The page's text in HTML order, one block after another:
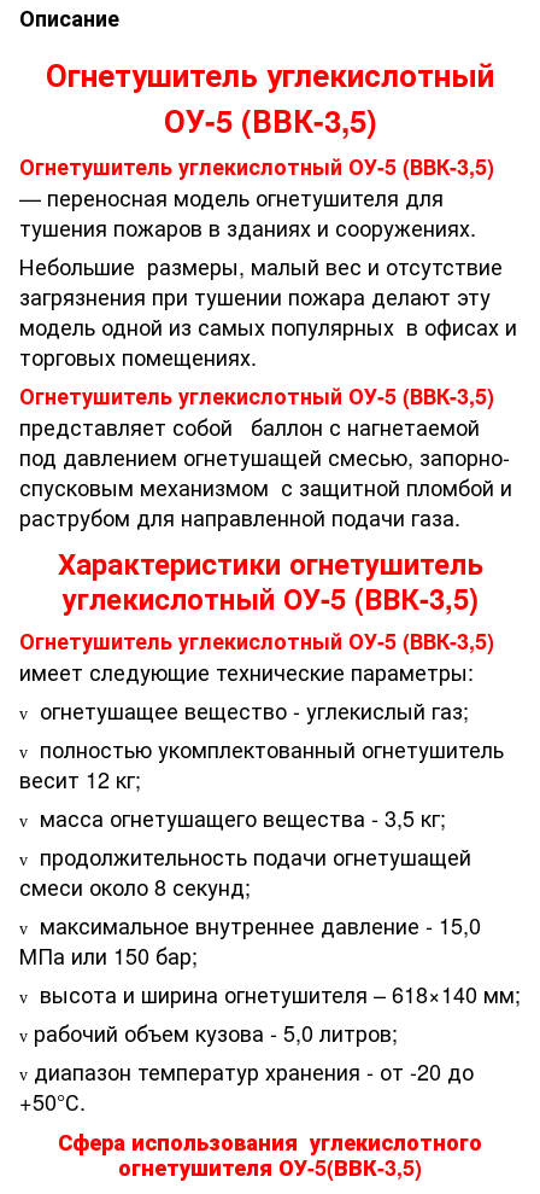
Описание
Огнетушитель углекислотный
ОУ-5 (ВВК-3,5)
Огнетушитель углекислотный ОУ-5 (ВВК-3,5)
— переносная модель огнетушителя для
тушения пожаров в зданиях и сооружениях.
Небольшие размеры, малый вес и отсутствие
загрязнения при тушении пожара делают эту
модель одной из самых популярных в офисах и
торговых помещениях.
Огнетушитель углекислотный ОУ-5 (ВВК-3,5)
представляет собой баллон с нагнетаемой
под давлением огнетушащей смесью, запорно-
спусковым механизмом с защитной пломбой и
раструбом для направленной подачи газа.
Характеристики огнетушитель
углекислотный ОУ-5 (ВВК-3,5)
Огнетушитель углекислотный ОУ-5 (ВВК-3,5)
имеет следующие технические параметры:
v огнетушащее вещество - углекислый газ;
v
полностью укомплектованный огнетушитель
весит 12 кг;
v масса огнетушащего вещества - 3,5 кг;
v
продолжительность подачи огнетушащей
смеси около 8 секунд;
v
максимальное внутреннее давление - 15,0
МПа или 150 бар;
v высота и ширина огнетушителя – 618×140 мм;
v рабочий объем кузова - 5,0 литров;
v диапазон температур хранения - от -20 до
+50°С.
Сфера использования углекислотного
огнетушителя ОУ-5(ВВК-3,5)